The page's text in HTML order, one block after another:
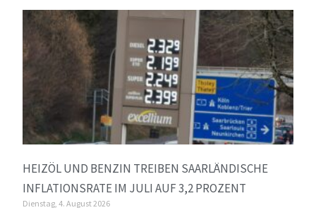
HEIZÖL UND BENZIN TREIBEN SAARLÄNDISCHE
INFLATIONSRATE IM JULI AUF 3,2 PROZENT
Dienstag, 4. August 2026